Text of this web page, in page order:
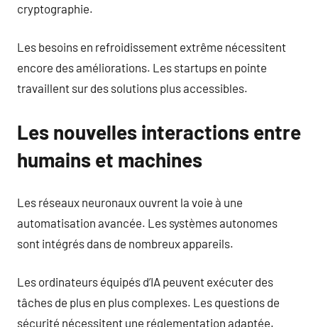
cryptographie.
Les besoins en refroidissement extrême nécessitent
encore des améliorations. Les startups en pointe
travaillent sur des solutions plus accessibles.
Les nouvelles interactions entre
humains et machines
Les réseaux neuronaux ouvrent la voie à une
automatisation avancée. Les systèmes autonomes
sont intégrés dans de nombreux appareils.
Les ordinateurs équipés d’IA peuvent exécuter des
tâches de plus en plus complexes. Les questions de
sécurité nécessitent une réglementation adaptée.